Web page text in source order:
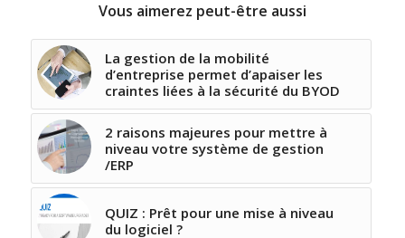
Vous aimerez peut-être aussi
La gestion de la mobilité
d’entreprise permet d’apaiser les
craintes liées à la sécurité du BYOD
2 raisons majeures pour mettre à
niveau votre système de gestion
/ERP
QUIZ : Prêt pour une mise à niveau
du logiciel ?